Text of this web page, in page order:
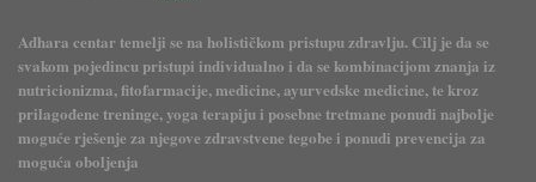
Adhara centar temelji se na holističkom pristupu zdravlju. Cilj je da se
svakom pojedincu pristupi individualno i da se kombinacijom znanja iz
nutricionizma, fitofarmacije, medicine, ayurvedske medicine, te kroz
prilagođene treninge, yoga terapiju i posebne tretmane ponudi najbolje
moguće rješenje za njegove zdravstvene tegobe i ponudi prevencija za
moguća oboljenja